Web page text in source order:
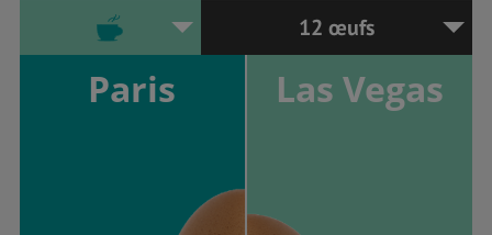
12 œufs
Paris Las Vegas